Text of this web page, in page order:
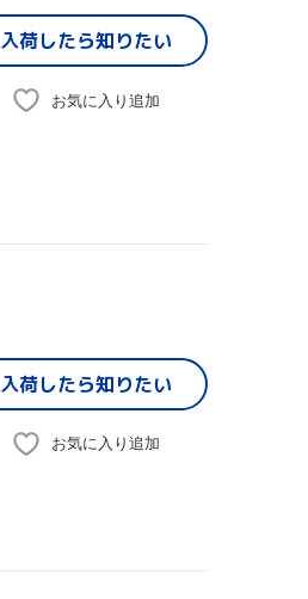
入荷したら知りたい
お気に入り追加
入荷したら知りたい
お気に入り追加